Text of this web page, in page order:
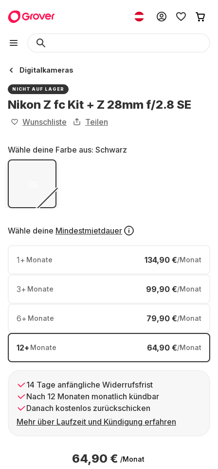
Digitalkameras
NICHT AUF LAGER
Nikon Z fc Kit + Z 28mm f/2.8 SE
Wunschliste Teilen
Wähle deine Farbe aus: Schwarz
Wähle deine Mindestmietdauer
1+ Monate 134,90 €/Monat
3+ Monate 99,90 €/Monat
6+ Monate 79,90 €/Monat
12+ Monate 64,90 €/Monat
14 Tage anfängliche Widerrufsfrist
Nach 12 Monaten monatlich kündbar
Danach kostenlos zurückschicken
Mehr über Laufzeit und Kündigung erfahren
64,90 € /Monat